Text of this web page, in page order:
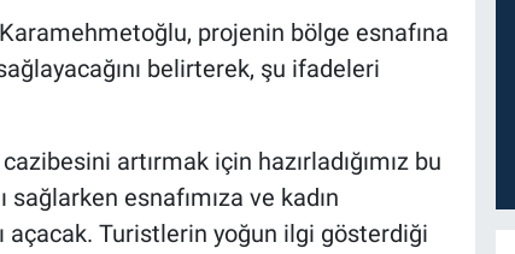
projenin bölge esnafına
belirterek, şu ifadeleri
artırmak için hazırladığımız bu
sağlarken esnafımıza ve kadın
Turistlerin yoğun ilgi gösterdiği